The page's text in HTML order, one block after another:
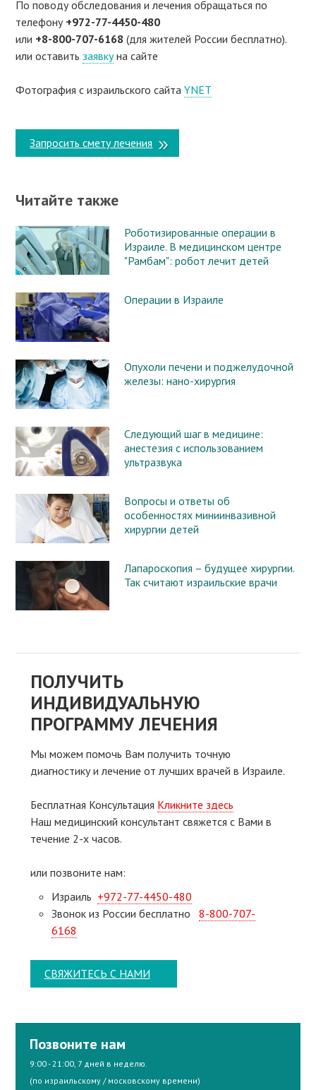
По поводу обследования и лечения обращаться по
телефону +972-77-4450-480
или +8-800-707-6168 (для жителей России бесплатно).
или оставить заявкуна сайте
Фотография с израильского сайтаYNET
Запросить смету лечения
Читайте также
Роботизированные операции в
Израиле. В медицинском центре
"Рамбам": робот лечит детей
Операции в Израиле
Опухоли печени и поджелудочной
железы: нано-хирургия
Следующий шаг в медицине:
анестезия с использованием
ультразвука
Вопросы и ответы об
особенностях миниинвазивной
хирургии детей
Лапароскопия – будущее хирургии.
Так считают израильские врачи
ПОЛУЧИТЬ
ИНДИВИДУАЛЬНУЮ
ПРОГРАММУ ЛЕЧЕНИЯ
Мы можем помочь Вам получить точную
диагностику и лечение от лучших врачей в Израиле.
Бесплатная Консультация Кликните здесь
Наш медицинский консультант свяжeтся с Вами в
течение 2-х часов.
или позвоните нам:
Израиль +972-77-4450-480
Звонок из России бесплатно 8-800-707-
6168
СВЯЖИТЕСЬ С НАМИ
Позвоните нам
9:00 - 21:00, 7 дней в неделю.
(по израильскому / московскому времени)